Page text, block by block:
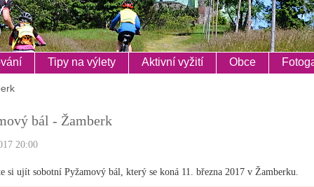
Tipy na výlety Aktivní vyžití Obce
bál - Žamberk
20:00
si ujít sobotní Pyžamový bál, který se koná 11. března 2017 v Žamberku.